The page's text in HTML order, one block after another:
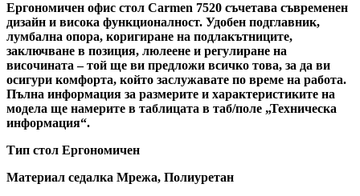
Ергономичен офис стол Carmen 7520 съчетава съвременен
дизайн и висока функционалност. Удобен подглавник,
лумбална опора, коригиране на подлакътниците,
заключване в позиция, люлеене и регулиране на
височината – той ще ви предложи всичко това, за да ви
осигури комфорта, който заслужавате по време на работа.
Пълна информация за размерите и характеристиките на
модела ще намерите в таблицата в таб/поле „Техническа
информация“.
Тип стол Ергономичен
Материал седалка Мрежа, Полиуретан